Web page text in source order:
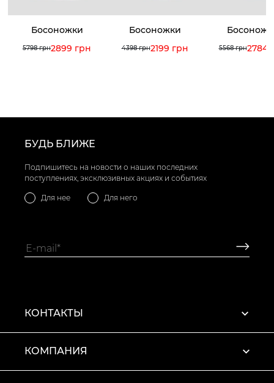
Босоножки
5798 грн2899 грн
Босоножки
4398 грн2199 грн 5568 грн2784
БУДЬ БЛИЖЕ
Подпишитесь на новости о наших последних
поступлениях, эксклюзивных акциях и событиях
Для нее Для него
КОНТАКТЫ
КОМПАНИЯ